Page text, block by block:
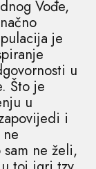
Vođe,
je
u
Što je
u
i
ne želi,